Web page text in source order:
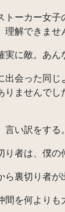
ーカー女子
理解できませ
に敵。あん
会った同じ
りませんでし
い訳をする
者は、僕の
裏切り者が
を何よりも